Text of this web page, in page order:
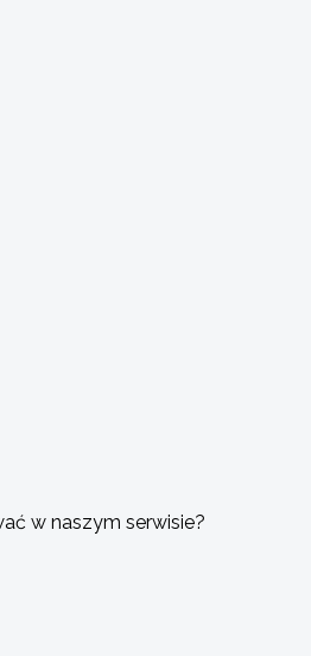
w naszym serwisie?